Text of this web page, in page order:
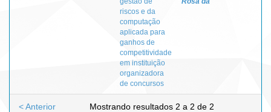
riscos e da
computação
aplicada para
ganhos de
competitividade
em instituição
organizadora
de concursos
Mostrando resultados 2 a 2 de 2
< Anterior